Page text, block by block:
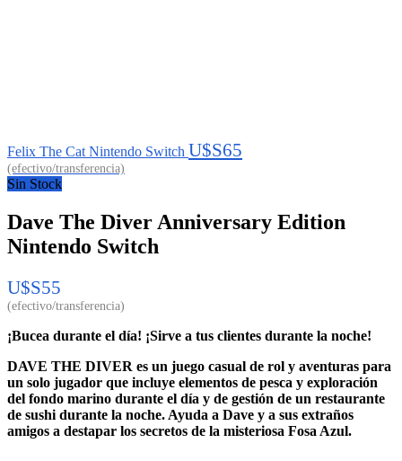
Felix The Cat Nintendo Switch U$S65
Sin Stock
Dave The Diver Anniversary Edition
Nintendo Switch
U$S55
¡Bucea durante el día! ¡Sirve a tus clientes durante la noche!
DAVE THE DIVER es un juego casual de rol y aventuras para
un solo jugador que incluye elementos de pesca y exploración
del fondo marino durante el día y de gestión de un restaurante
de sushi durante la noche. Ayuda a Dave y a sus extraños
amigos a destapar los secretos de la misteriosa Fosa Azul.